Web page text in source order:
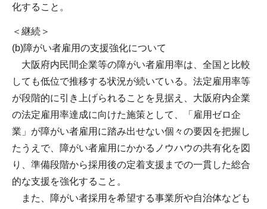
化すること。
＜継続＞
(b)障がい者雇用の支援強化について
大阪府内民間企業等の障がい者雇用率は、全国と比較
しても低位で推移する状況が続いている。法定雇用率等
が段階的に引き上げられることを見据え、大阪府内企業
の法定雇用率達成に向けた施策として、「雇用ゼロ企
業」が障がい者雇用に踏み出せない個々の要因を把握し
たうえで、障がい者雇用にかかるノウハウの共有化を図
り、準備段階から採用後の定着支援までの一貫した総合
的な支援を強化すること。
また、障がい者採用を希望する事業所や自治体なども